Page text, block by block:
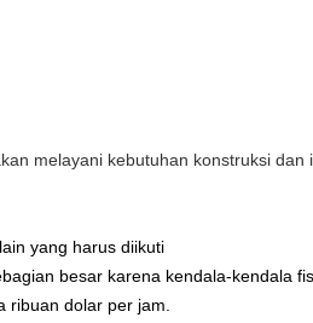
melayani kebutuhan konstruksi
yang harus diikuti
besar karena kendala-kendala
ribuan dolar per jam.